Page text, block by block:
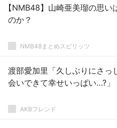
【NMB48】山崎亜美瑠の思い
のか？
NMB48まとめスピリッツ
渡部愛加里「久しぶりにさっ
会いできて幸せいっぱい…?」
AKBフレンド